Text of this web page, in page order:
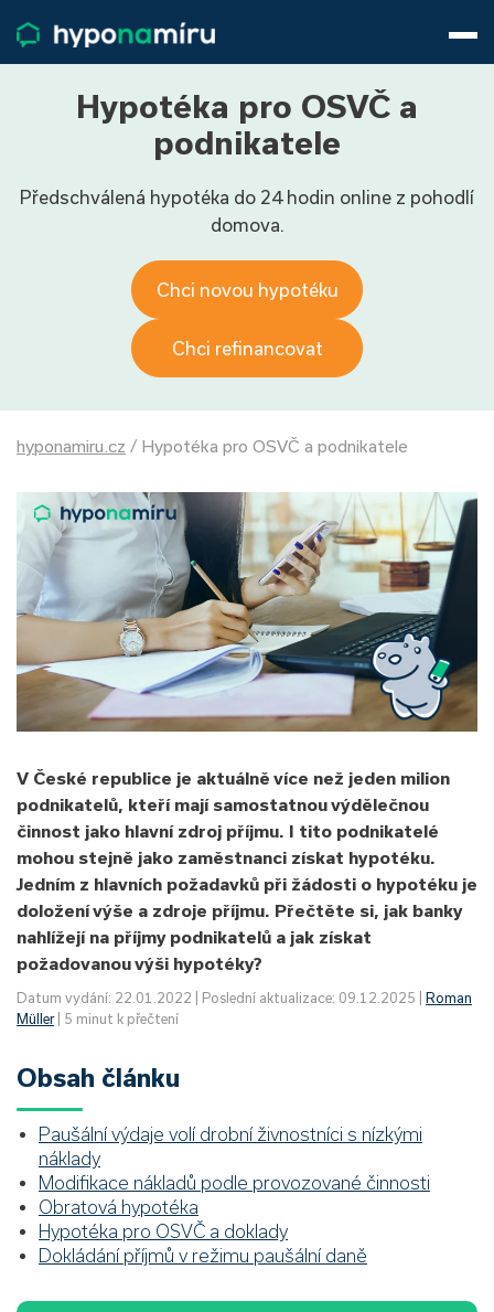
Životní pojištění
Pojištění nemovitosti
Články
800 688 388
9−16 hod.
Hypotéka pro OSVČ a
podnikatele
Předschválená hypotéka do 24 hodin online z pohodlí
domova.
Chci novou hypotéku
Chci refinancovat
hyponamiru.cz / Hypotéka pro OSVČ a podnikatele
V České republice je aktuálně více než jeden milion
podnikatelů, kteří mají samostatnou výdělečnou
činnost jako hlavní zdroj příjmu. I tito podnikatelé
mohou stejně jako zaměstnanci získat hypotéku.
Jedním z hlavních požadavků při žádosti o hypotéku je
doložení výše a zdroje příjmu. Přečtěte si, jak banky
nahlížejí na příjmy podnikatelů a jak získat
požadovanou výši hypotéky?
Datum vydání: 22.01.2022 | Poslední aktualizace: 09.12.2025 | Roman
Müller| 5 minut k přečtení
Obsah článku
Paušální výdaje volí drobní živnostníci s nízkými
náklady
Modifikace nákladů podle provozované činnosti
Obratová hypotéka
Hypotéka pro OSVČ a doklady
Dokládání příjmů v režimu paušální daně